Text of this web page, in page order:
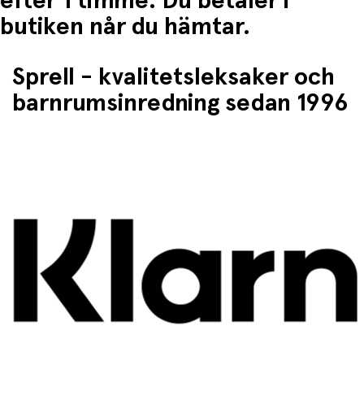
• Lätt att hålla ren
butiken når du hämtar.
Sprell - kvalitetsleksaker och
barnrumsinredning sedan 1996